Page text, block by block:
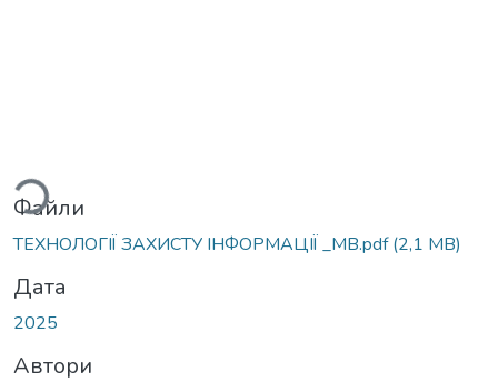
Вантажиться...
Файли
ТЕХНОЛОГІЇ ЗАХИСТУ ІНФОРМАЦІЇ _МВ.pdf(2,1 MB)
Дата
2025
Автори